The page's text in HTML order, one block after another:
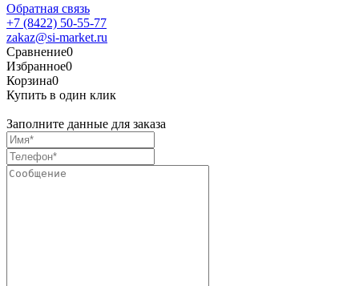
Обратная связь
+7 (8422) 50-55-77
zakaz@si-market.ru
Сравнение0
Избранное0
Корзина0
Купить в один клик
Заполните данные для заказа